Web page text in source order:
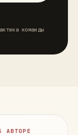
команды
АВТОРЕ